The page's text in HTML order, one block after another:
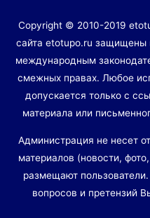
Copyright © 2010-2019
сайта etotupo.ru защищены
международным
смежных правах. Любое
допускается только с
материала или
Администрация не несет
материалов (новости,
размещают
вопросов и претензий